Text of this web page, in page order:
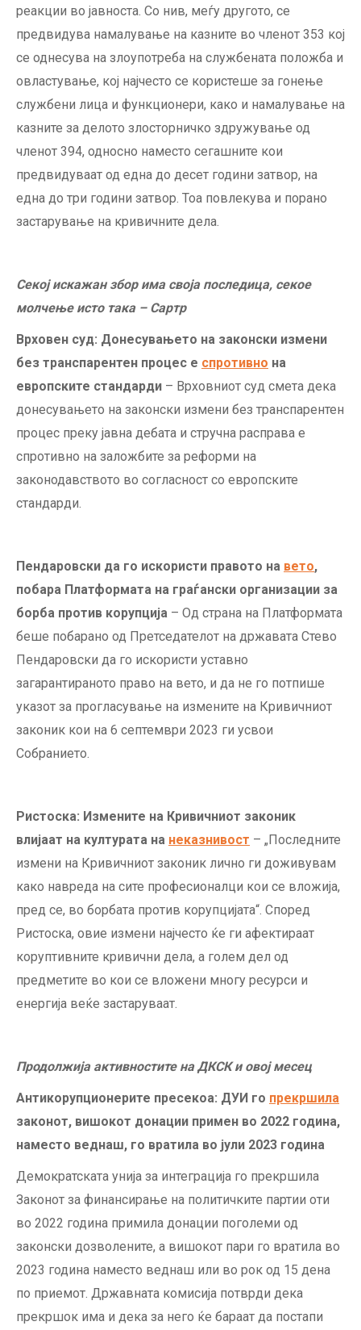
реакции во јавноста. Со нив, меѓу другото, се
предвидува намалување на казните во членот 353 кој
се однесува на злоупотреба на службената положба и
овластување, кој најчесто се користеше за гонење
службени лица и функционери, како и намалување на
казните за делото злосторничко здружување од
членот 394, односно наместо сегашните кои
предвидуваат од една до десет години затвор, на
една до три години затвор. Тоа повлекува и порано
застарување на кривичните дела.
Секој искажан збор има своја последица, секое
молчење исто така – Сартр
Врховен суд: Донесувањето на законски измени
без транспарентен процес е спротивно на
европските стандарди – Врховниот суд смета дека
донесувањето на законски измени без транспарентен
процес преку јавна дебата и стручна расправа е
спротивно на заложбите за реформи на
законодавството во согласност со европските
стандарди.
Пендаровски да го искористи правото на вето,
побара Платформата на граѓански организации за
борба против корупција – Од страна на Платформата
беше побарано од Претседателот на државата Стево
Пендаровски да го искористи уставно
загарантираното право на вето, и да не го потпише
указот за прогласување на измените на Кривичниот
законик кои на 6 септември 2023 ги усвои
Собранието.
Ристоска: Измените на Кривичниот законик
влијаат на културата на неказнивост – „Последните
измени на Кривичниот законик лично ги доживувам
како навреда на сите професионалци кои се вложија,
пред се, во борбата против корупцијата“. Според
Ристоска, овие измени најчесто ќе ги афектираат
коруптивните кривични дела, а голем дел од
предметите во кои се вложени многу ресурси и
енергија веќе застаруваат.
Продолжијaактивностите на ДКСК и овој месец
Антикорупционерите пресекоа: ДУИ го прекршила
законот, вишокот донации примен во 2022 година,
наместо веднаш, го вратила во јули 2023 година
Демократската унија за интеграција го прекршила
Законот за финансирање на политичките партии оти
во 2022 година примила донации поголеми од
законски дозволените, а вишокот пари го вратила во
2023 година наместо веднаш или во рок од 15 дена
по приемот. Државната комисија потврди дека
прекршок има и дека за него ќе бараат да постапи